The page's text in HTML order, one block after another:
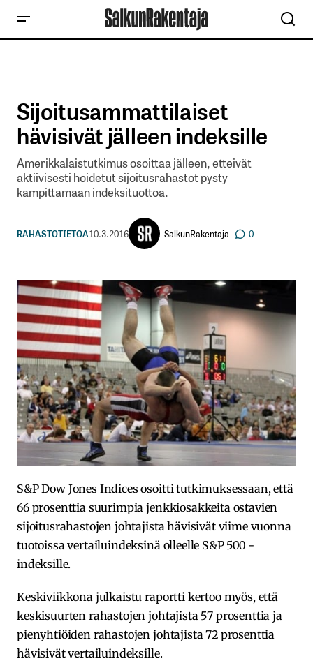
Sijoitusammattilaiset
hävisivät jälleen indeksille
Amerikkalaistutkimus osoittaa jälleen, etteivät
aktiivisesti hoidetut sijoitusrahastot pysty
kampittamaan indeksituottoa.
RAHASTOTIETOA10.3.2016 SalkunRakentaja 0
S&P Dow Jones Indices osoitti tutkimuksessaan, että
66 prosenttia suurimpia jenkkiosakkeita ostavien
sijoitusrahastojen johtajista hävisivät viime vuonna
tuotoissa vertailuindeksinä olleelle S&P 500 -
indeksille.
Keskiviikkona julkaistu raportti kertoo myös, että
keskisuurten rahastojen johtajista 57 prosenttia ja
pienyhtiöiden rahastojen johtajista 72 prosenttia
hävisivät vertailuindeksille.